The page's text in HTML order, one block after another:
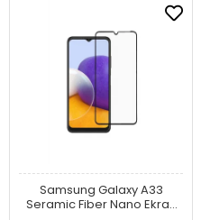
Samsung Galaxy A33
Seramic Fiber Nano Ekran